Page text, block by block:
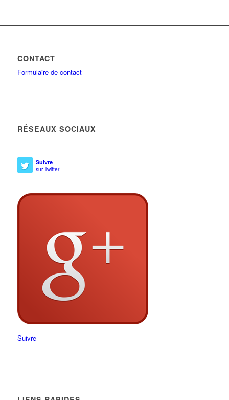
CONTACT
Formulaire de contact
RÉSEAUX SOCIAUX
Suivre
sur Twitter
Suivre